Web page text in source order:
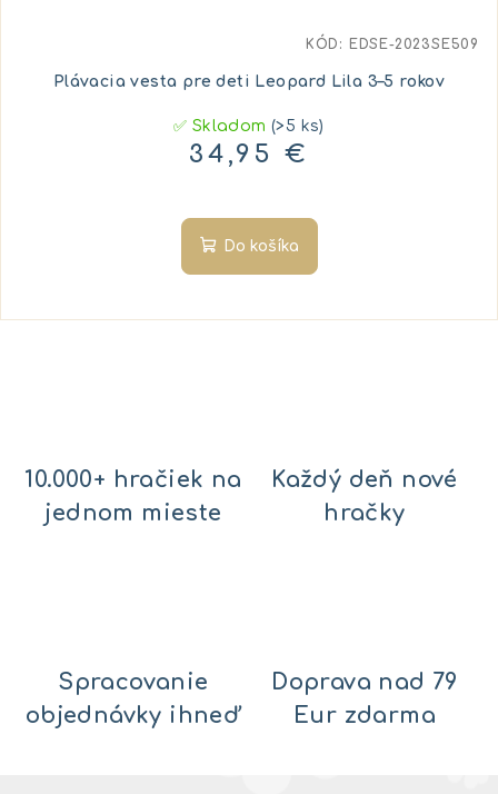
Plávacia vesta pre deti Leopard Lila 3–5 rokov
✅ Skladom(>5 ks)
34,95 €
Do košíka
KÓD: EDSE-2023SE509
10.000+ hračiek na
jednom mieste
Každý deň nové
hračky
Spracovanie
objednávky ihneď
Doprava nad 79
Eur zdarma